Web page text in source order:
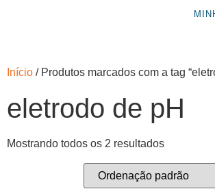
Início / Produtos marcados com a tag
eletrodo de pH
Mostrando todos os 2 resultados